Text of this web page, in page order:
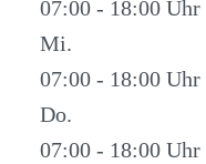
07:00 - 18:00
Mi.
07:00 - 18:00
Do.
07:00 - 18:00